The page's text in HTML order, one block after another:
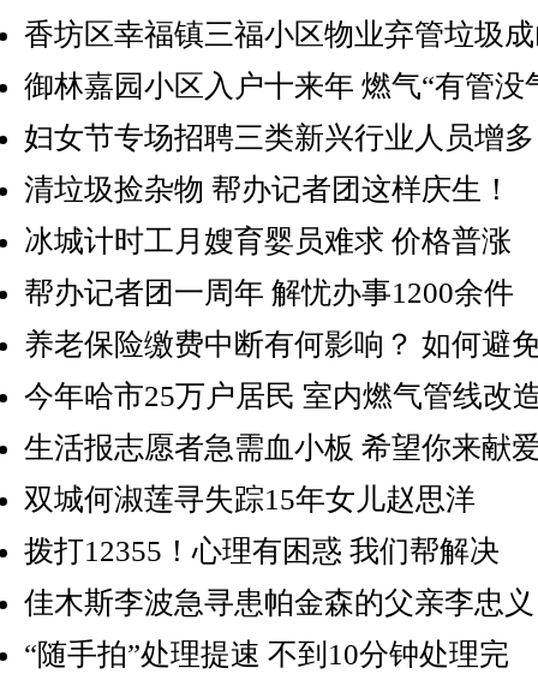
香坊区幸福镇三福小区物业弃管垃圾
御林嘉园小区入户十来年 燃气“有管没
妇女节专场招聘三类新兴行业人员增多
清垃圾捡杂物 帮办记者团这样庆生！
冰城计时工月嫂育婴员难求 价格普涨
帮办记者团一周年 解忧办事1200余件
养老保险缴费中断有何影响？ 如何避
今年哈市25万户居民 室内燃气管线改
生活报志愿者急需血小板 希望你来献
双城何淑莲寻失踪15年女儿赵思洋
拨打12355！心理有困惑 我们帮解决
佳木斯李波急寻患帕金森的父亲李忠义
“随手拍”处理提速 不到10分钟处理完